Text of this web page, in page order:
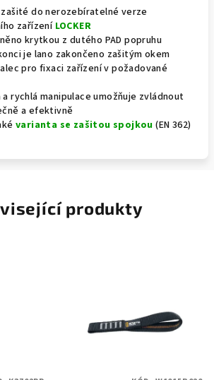
zašité do nerozebíratelné verze
zařízení LOCKER
krytkou z dutého PAD popruhu
je lano zakončeno zašitým okem
pro fixaci zařízení v požadované
rychlá manipulace umožňuje zvládnout
a efektivně
varianta se zašitou spojkou (EN 362)
produkty